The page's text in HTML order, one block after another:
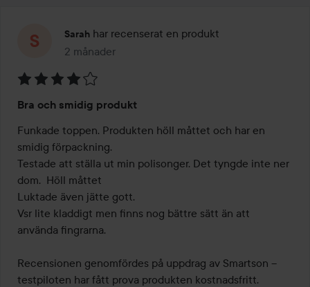
Sarah har recenserat en produkt
2 månader
Inlägget skapades 2 månader
4
av
5
Bra och smidig produkt
Funkade toppen. Produkten höll måttet och har en
smidig förpackning.
Testade att ställa ut min polisonger. Det tyngde inte ner
dom.  Höll måttet
Luktade även jätte gott.
Vsr lite kladdigt men finns nog bättre sätt än att
använda fingrarna.
Recensionen genomfördes på uppdrag av Smartson –
testpiloten har fått prova produkten kostnadsfritt.